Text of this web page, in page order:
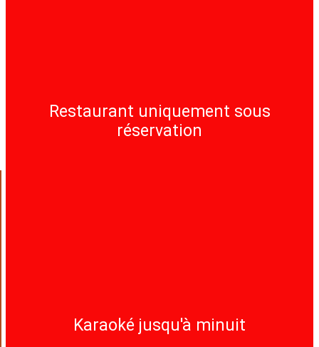
Restaurant uniquement sous
réservation
Karaoké jusqu'à minuit